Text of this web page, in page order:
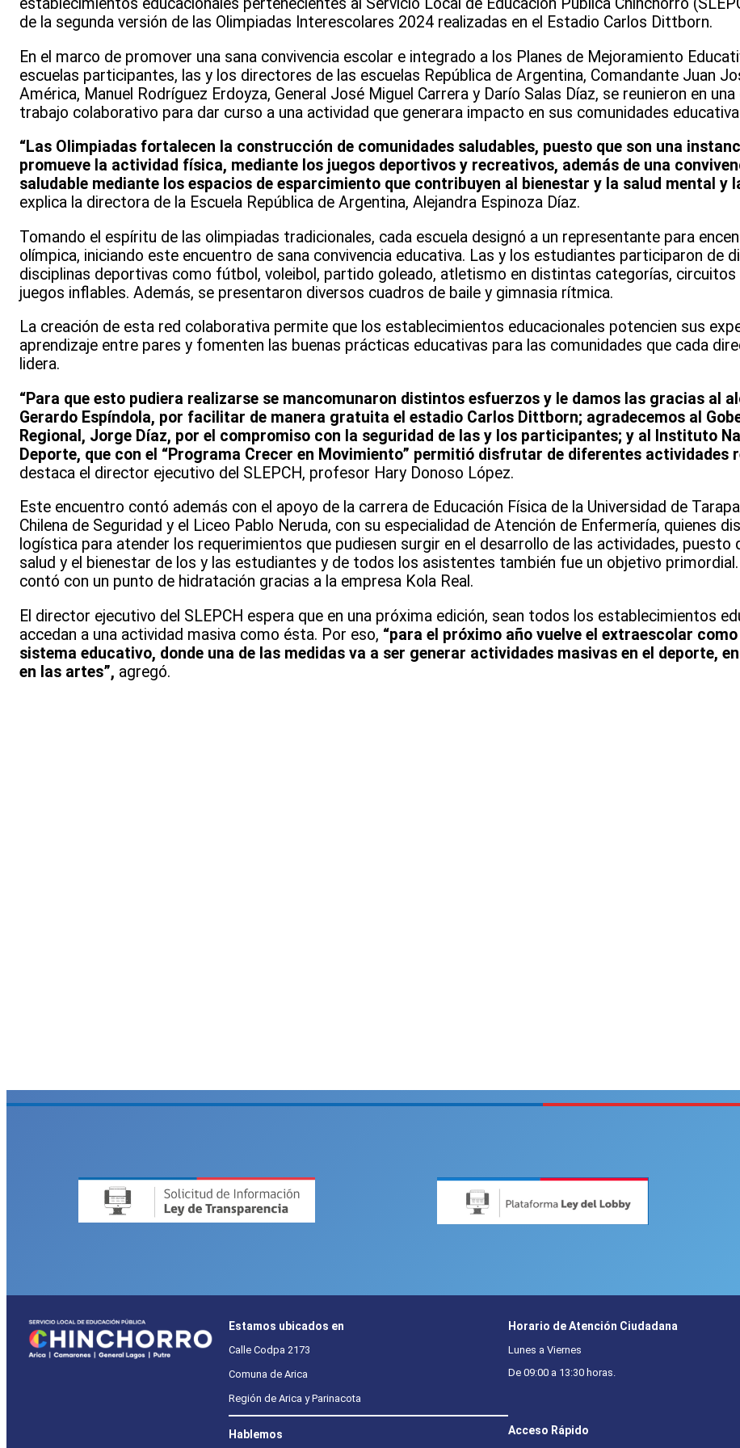
establecimientos educacionales pertenecientes al Servicio Local de Educación Pública Chinchorro
de la segunda versión de las Olimpiadas Interescolares 2024 realizadas en el Estadio Carlos Dittborn.
En el marco de promover una sana convivencia escolar e integrado a los Planes de Mejoramiento
escuelas participantes, las y los directores de las escuelas República de Argentina, Comandante Juan
América, Manuel Rodríguez Erdoyza, General José Miguel Carrera y Darío Salas Díaz, se reunieron en
trabajo colaborativo para dar curso a una actividad que generara impacto en sus comunidades
“Las Olimpiadas fortalecen la construcción de comunidades saludables, puesto que son una
promueve la actividad física, mediante los juegos deportivos y recreativos, además de una
saludable mediante los espacios de esparcimiento que contribuyen al bienestar y la salud mental y
explica la directora de la Escuela República de Argentina, Alejandra Espinoza Díaz.
Tomando el espíritu de las olimpiadas tradicionales, cada escuela designó a un representante para
olímpica, iniciando este encuentro de sana convivencia educativa. Las y los estudiantes participaron de
disciplinas deportivas como fútbol, voleibol, partido goleado, atletismo en distintas categorías,
juegos inflables. Además, se presentaron diversos cuadros de baile y gimnasia rítmica.
La creación de esta red colaborativa permite que los establecimientos educacionales potencien sus
aprendizaje entre pares y fomenten las buenas prácticas educativas para las comunidades que cada
lidera.
“Para que esto pudiera realizarse se mancomunaron distintos esfuerzos y le damos las gracias al
Gerardo Espíndola, por facilitar de manera gratuita el estadio Carlos Dittborn; agradecemos al
Regional, Jorge Díaz, por el compromiso con la seguridad de las y los participantes; y al Instituto
Deporte, que con el “Programa Crecer en Movimiento” permitió disfrutar de diferentes actividades
destaca el director ejecutivo del SLEPCH, profesor Hary Donoso López.
Este encuentro contó además con el apoyo de la carrera de Educación Física de la Universidad de
Chilena de Seguridad y el Liceo Pablo Neruda, con su especialidad de Atención de Enfermería, quienes
logística para atender los requerimientos que pudiesen surgir en el desarrollo de las actividades, puesto
salud y el bienestar de los y las estudiantes y de todos los asistentes también fue un objetivo
contó con un punto de hidratación gracias a la empresa Kola Real.
El director ejecutivo del SLEPCH espera que en una próxima edición, sean todos los establecimientos
accedan a una actividad masiva como ésta. Por eso, “para el próximo año vuelve el extraescolar
sistema educativo, donde una de las medidas va a ser generar actividades masivas en el deporte,
en las artes”, agregó.
Estamos ubicados en
Calle Codpa 2173
Comuna de Arica
Región de Arica y Parinacota
Hablemos
Horario de Atención Ciudadana
Lunes a Viernes
De 09:00 a 13:30 horas.
Acceso Rápido